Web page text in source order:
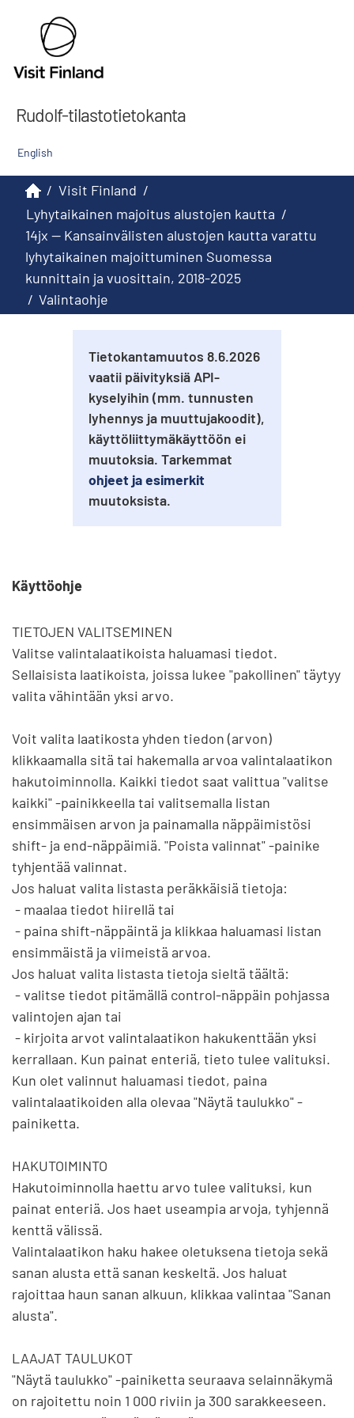
Rudolf-tilastotietokanta
English
/ Visit Finland /
Lyhytaikainen majoitus alustojen kautta /
14jx -- Kansainvälisten alustojen kautta varattu
lyhytaikainen majoittuminen Suomessa
kunnittain ja vuosittain, 2018-2025
/ Valintaohje
Tietokantamuutos 8.6.2026
vaatii päivityksiä API-
kyselyihin (mm. tunnusten
lyhennys ja muuttujakoodit),
käyttöliittymäkäyttöön ei
muutoksia. Tarkemmat
ohjeet ja esimerkit
muutoksista.
Käyttöohje
TIETOJEN VALITSEMINEN
Valitse valintalaatikoista haluamasi tiedot.
Sellaisista laatikoista, joissa lukee "pakollinen" täytyy
valita vähintään yksi arvo.
Voit valita laatikosta yhden tiedon (arvon)
klikkaamalla sitä tai hakemalla arvoa valintalaatikon
hakutoiminnolla. Kaikki tiedot saat valittua "valitse
kaikki" -painikkeella tai valitsemalla listan
ensimmäisen arvon ja painamalla näppäimistösi
shift- ja end-näppäimiä. "Poista valinnat" -painike
tyhjentää valinnat.
Jos haluat valita listasta peräkkäisiä tietoja:
ensimmäistä ja viimeistä arvoa.
Jos haluat valita listasta tietoja sieltä täältä:
valintojen ajan tai
kerrallaan. Kun painat enteriä, tieto tulee valituksi.
Kun olet valinnut haluamasi tiedot, paina
valintalaatikoiden alla olevaa "Näytä taulukko" -
painiketta.
HAKUTOIMINTO
Hakutoiminnolla haettu arvo tulee valituksi, kun
painat enteriä. Jos haet useampia arvoja, tyhjennä
kenttä välissä.
Valintalaatikon haku hakee oletuksena tietoja sekä
sanan alusta että sanan keskeltä. Jos haluat
rajoittaa haun sanan alkuun, klikkaa valintaa "Sanan
alusta".
LAAJAT TAULUKOT
"Näytä taulukko" -painiketta seuraava selainnäkymä
on rajoitettu noin 1 000 riviin ja 300 sarakkeeseen.